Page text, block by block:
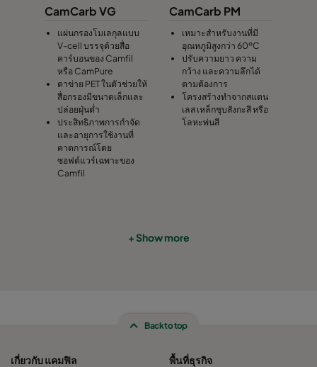
CamCarb VG
แผ่นกรองโมเลกุลแบบ
V-cell บรรจุด้วยสื่อ
คาร์บอนของ Camfil
หรือ CamPure
ตาข่าย PET ในตัวช่วยให้
สื่อกรองมีขนาดเล็กและ
ปล่อยฝุ่นต่ำ
ประสิทธิภาพการกำจัด
และอายุการใช้งานที่
คาดการณ์โดย
ซอฟต์แวร์เฉพาะของ
Camfil
CamCarb PM
เหมาะสำหรับงานที่มี
อุณหภูมิสูงกว่า 60ºC
ปรับความยาว ความ
กว้าง และความลึกได้
ตามต้องการ
โครงสร้างทำจากสแตน
เลส เหล็กชุบสังกะสี หรือ
โลหะพ่นสี
+ Show more
Back to top
เกี่ยวกับ แคมฟิล
พื้นที่ธุรกิจ